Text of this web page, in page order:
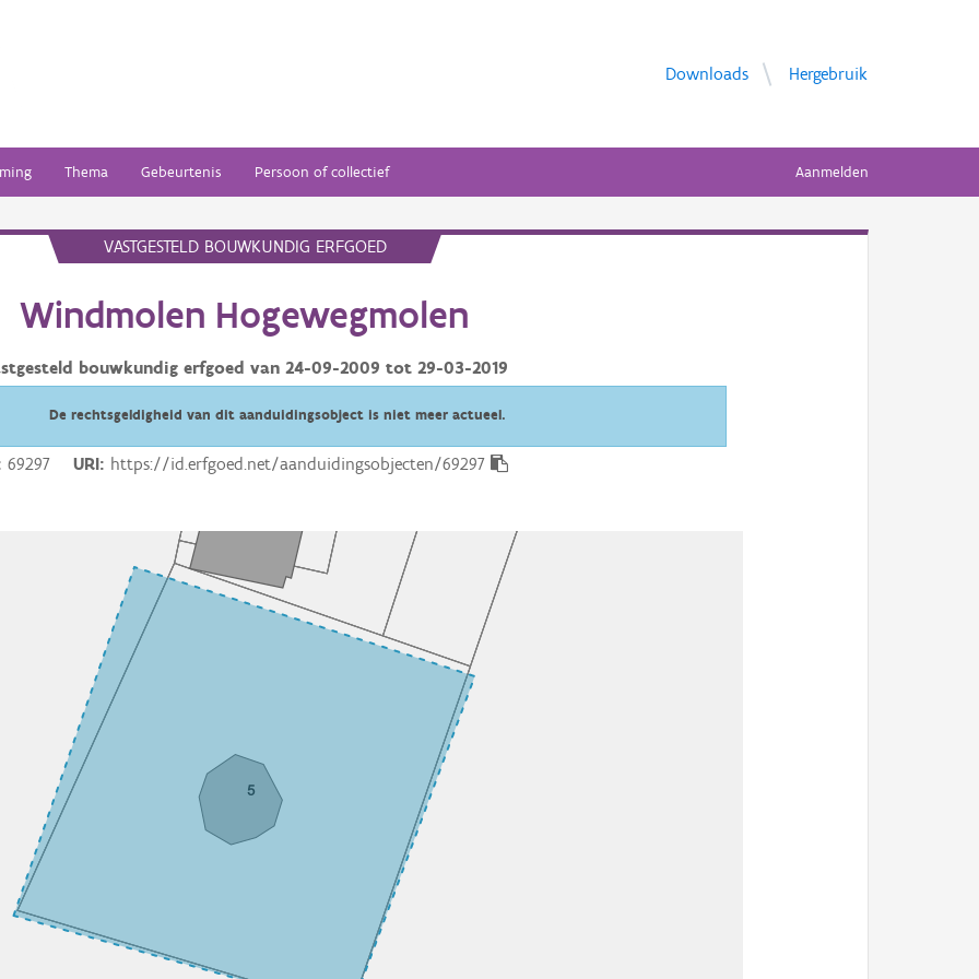
Downloads Hergebruik
Thema Gebeurtenis Persoon of collectief Aanmelden
VASTGESTELD BOUWKUNDIG ERFGOED
Windmolen Hogewegmolen
bouwkundig erfgoed van 24-09-2009 tot 29-03-2019
De rechtsgeldigheid van dit aanduidingsobject is niet meer actueel.
69297 URI https://id.erfgoed.net/aanduidingsobjecten/69297